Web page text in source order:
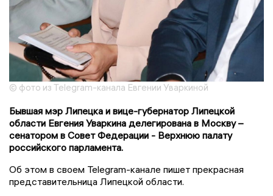
© фото из Telegram-канала Евгении Уваркиной
Бывшая мэр Липецка и вице-губернатор Липецкой
области Евгения Уваркина делегирована в Москву –
сенатором в Совет Федерации - Верхнюю палату
российского парламента.
Об этом в своем Telegram-канале пишет прекрасная
представительница Липецкой области.